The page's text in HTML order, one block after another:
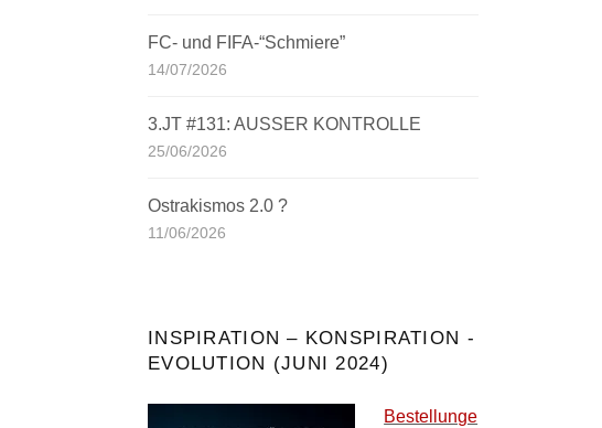
FC- und FIFA-“Schmiere”
14/07/2026
3.JT #131: AUSSER KONTROLLE
25/06/2026
Ostrakismos 2.0 ?
11/06/2026
INSPIRATION – KONSPIRATION -
EVOLUTION (JUNI 2024)
Bestellunge